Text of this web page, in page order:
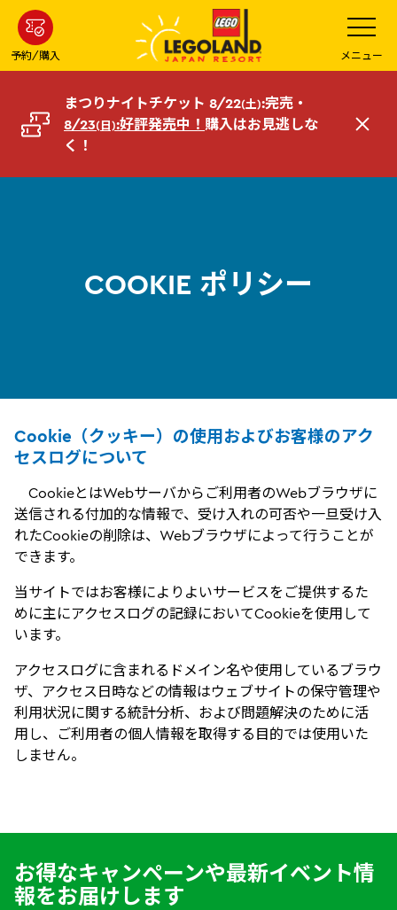
ン
コ
へ
予約/購入
メ
ニ
ュ
ー
を
開
メニュー
まつりナイトチケット 8/22(土):完売・
8/23(日):好評発売中！ 購入はお見逃しな
く！
閉
COOKIE ポリシー
Cookie（クッキー）の使用およびお客様のアク
セスログについて
CookieとはWebサーバからご利用者のWebブラウザに
送信される付加的な情報で、受け入れの可否や一旦受け入
れたCookieの削除は、Webブラウザによって行うことが
できます。
当サイトではお客様によりよいサービスをご提供するた
めに主にアクセスログの記録においてCookieを使用して
います。
アクセスログに含まれるドメイン名や使用しているブラウ
ザ、アクセス日時などの情報はウェブサイトの保守管理や
利用状況に関する統計分析、および問題解決のために活
用し、ご利用者の個人情報を取得する目的では使用いた
しません。
お得なキャンペーンや最新イベント情
報をお届けします